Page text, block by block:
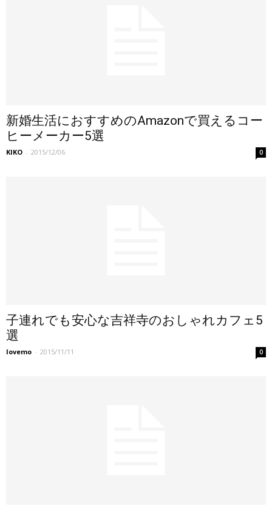
新婚生活におすすめのAmazonで買えるコー
ヒーメーカー5選
KIKO - 2015/12/06 0
子連れでも安心な吉祥寺のおしゃれカフェ5
選
lovemo - 2015/11/11 0